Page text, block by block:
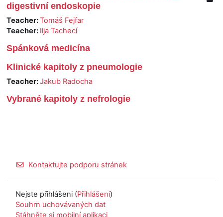
digestivní endoskopie
Teacher:Tomáš Fejfar
Teacher: Ilja Tachecí
Spánková medicína
Klinické kapitoly z pneumologie
Teacher:Jakub Radocha
Vybrané kapitoly z nefrologie
Kontaktujte podporu stránek
Nejste přihlášeni (Přihlášení)
Souhrn uchovávaných dat
Stáhněte si mobilní aplikaci